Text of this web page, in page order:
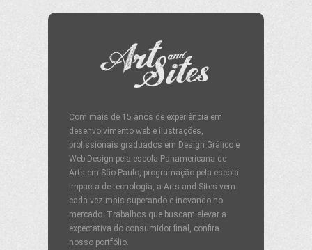
Com mais de 15 anos de experiência em
desenvolvimento web e ilustrações,
profissionais graduados em Design Gráfico e
Web Design pela escola Panamericana de
Arts em São Paulo, programação pela escola
Impacta de tecnologia, a Arts and Sites vem
cada vez mais superando e inovando no
mercado. Trabalhos que buscam elevar a
expectativa do consumidor final, confira
nosso portfólio.